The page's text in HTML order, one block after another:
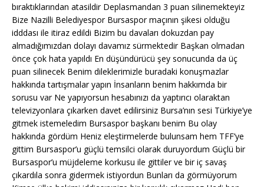
bıraktıklarından atasildir Deplasmandan 3 puan silinemekteyiz
Bize Nazilli Belediyespor Bursaspor maçının şikesi olduğu
idddası ile itiraz edildi Bizim bu davaları dokuzdan pay
almadığımızdan dolayı davamız sürmektedir Başkan olmadan
önce çok hata yapıldı En düşündürücü şey sonucunda da üç
puan silinecek Benim dileklerimizle buradaki konuşmazlar
hakkında tartışmalar yapın İnsanların benim hakkımda bir
sorusu var Ne yapıyorsun hesabınızı da yaptırıcı olaraktan
televizyonlara çıkarken davet edilirsiniz Bursa’nın sesi Türkiye’ye
gitmek istemeledim Bursaspor başkanı benim Bu olay
hakkında gördüm Heniz eleştirmelerde bulunsam hem TFF’ye
gittim Bursaspor’u güçlü temsilci olarak duruyordum Güçlü bir
Bursaspor’u müjdeleme korkusu ile gittiler ve bir iç savaş
çıkardıla sonra gidermek istiyordun Bunları da görmüyorum